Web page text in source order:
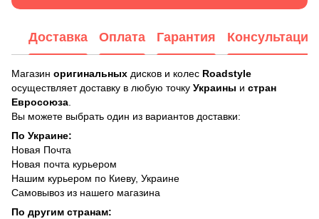
Доставка Оплата Гарантия Консультация
Магазин оригинальных дисков и колес Roadstyle
осуществляет доставку в любую точку Украины и стран
Евросоюза
Вы можете выбрать один из вариантов доставки:
По Украине:
Новая Почта
Новая почта курьером
Нашим курьером по Киеву, Украине
Самовывоз из нашего магазина
По другим странам: